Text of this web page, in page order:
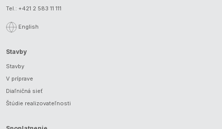
Tel.: +421 2 583 11 111
English
Stavby
Stavby
V príprave
Diaľničná sieť
Štúdie realizovateľnosti